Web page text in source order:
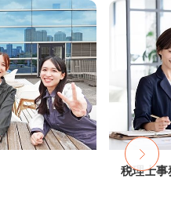
税理士事